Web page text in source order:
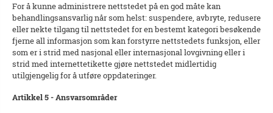
For å kunne administrere nettstedet på en god måte kan
behandlingsansvarlig når som helst: suspendere, avbryte, redusere
eller nekte tilgang til nettstedet for en bestemt kategori besøkende
fjerne all informasjon som kan forstyrre nettstedets funksjon, eller
som er i strid med nasjonal eller internasjonal lovgivning eller i
strid med internettetikette gjøre nettstedet midlertidig
utilgjengelig for å utføre oppdateringer.
Artikkel 5 - Ansvarsområder